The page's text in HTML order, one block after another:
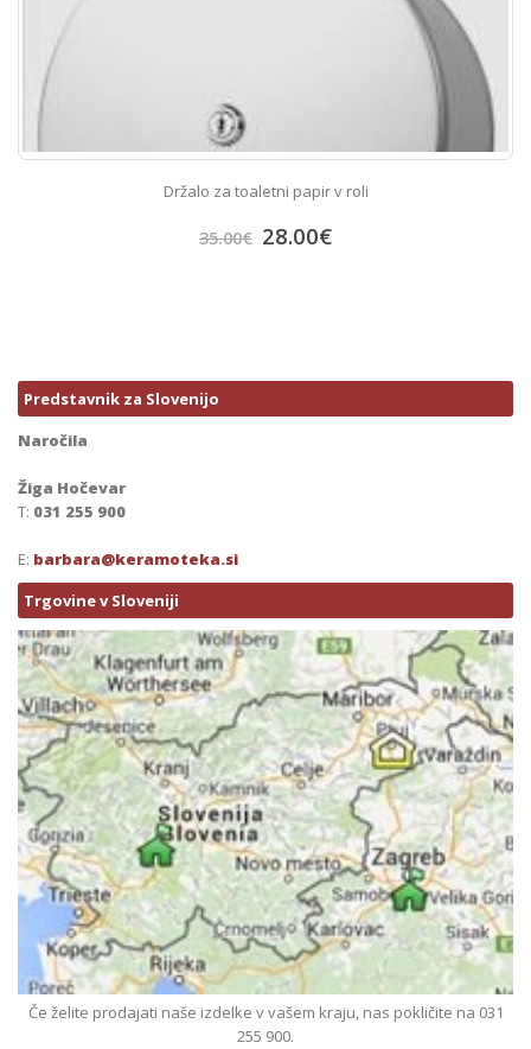
Držalo za toaletni papir v roli
35.00€ 28.00€
Predstavnik za Slovenijo
Naročila
Žiga Hočevar
T: 031 255 900
E: barbara@keramoteka.si
Trgovine v Sloveniji
Če želite prodajati naše izdelke v vašem kraju, nas pokličite na 031
255 900.